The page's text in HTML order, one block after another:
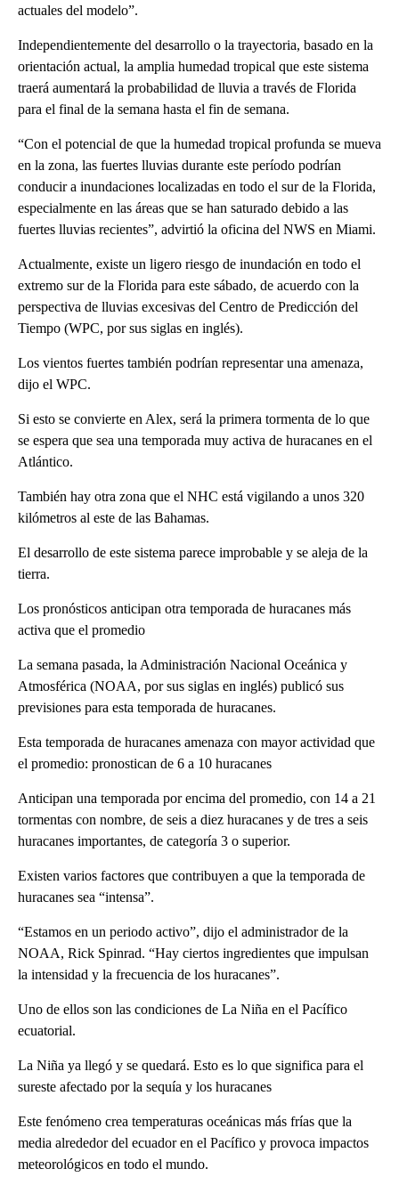
actuales del modelo”.
Independientemente del desarrollo o la trayectoria, basado en la
orientación actual, la amplia humedad tropical que este sistema
traerá aumentará la probabilidad de lluvia a través de Florida
para el final de la semana hasta el fin de semana.
“Con el potencial de que la humedad tropical profunda se mueva
en la zona, las fuertes lluvias durante este período podrían
conducir a inundaciones localizadas en todo el sur de la Florida,
especialmente en las áreas que se han saturado debido a las
fuertes lluvias recientes”, advirtió la oficina del NWS en Miami.
Actualmente, existe un ligero riesgo de inundación en todo el
extremo sur de la Florida para este sábado, de acuerdo con la
perspectiva de lluvias excesivas del Centro de Predicción del
Tiempo (WPC, por sus siglas en inglés).
Los vientos fuertes también podrían representar una amenaza,
dijo el WPC.
Si esto se convierte en Alex, será la primera tormenta de lo que
se espera que sea una temporada muy activa de huracanes en el
Atlántico.
También hay otra zona que el NHC está vigilando a unos 320
kilómetros al este de las Bahamas.
El desarrollo de este sistema parece improbable y se aleja de la
tierra.
Los pronósticos anticipan otra temporada de huracanes más
activa que el promedio
La semana pasada, la Administración Nacional Oceánica y
Atmosférica (NOAA, por sus siglas en inglés) publicó sus
previsiones para esta temporada de huracanes.
Esta temporada de huracanes amenaza con mayor actividad que
el promedio: pronostican de 6 a 10 huracanes
Anticipan una temporada por encima del promedio, con 14 a 21
tormentas con nombre, de seis a diez huracanes y de tres a seis
huracanes importantes, de categoría 3 o superior.
Existen varios factores que contribuyen a que la temporada de
huracanes sea “intensa”.
“Estamos en un periodo activo”, dijo el administrador de la
NOAA, Rick Spinrad. “Hay ciertos ingredientes que impulsan
la intensidad y la frecuencia de los huracanes”.
Uno de ellos son las condiciones de La Niña en el Pacífico
ecuatorial.
La Niña ya llegó y se quedará. Esto es lo que significa para el
sureste afectado por la sequía y los huracanes
Este fenómeno crea temperaturas oceánicas más frías que la
media alrededor del ecuador en el Pacífico y provoca impactos
meteorológicos en todo el mundo.